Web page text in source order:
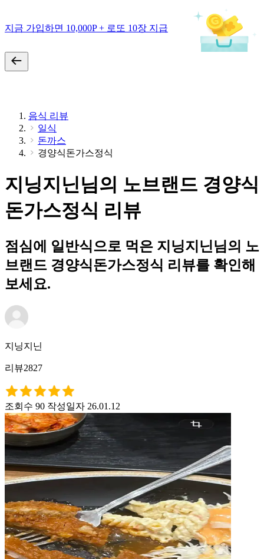
지금 가입하면 10,000P + 로또 10장 지급
음식 리뷰
일식
돈까스
경양식돈가스정식
지닝지닌님의 노브랜드 경양식
돈가스정식 리뷰
점심에 일반식으로 먹은 지닝지닌님의 노
브랜드 경양식돈가스정식 리뷰를 확인해
보세요.
지닝지닌
리뷰2827
조회수 90 작성일자 26.01.12